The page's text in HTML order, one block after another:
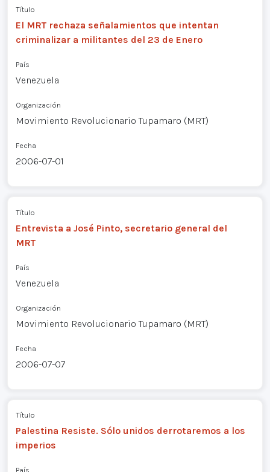
Título
El MRT rechaza señalamientos que intentan
criminalizar a militantes del 23 de Enero
País
Venezuela
Organización
Movimiento Revolucionario Tupamaro (MRT)
Fecha
2006-07-01
Título
Entrevista a José Pinto, secretario general del
MRT
País
Venezuela
Organización
Movimiento Revolucionario Tupamaro (MRT)
Fecha
2006-07-07
Título
Palestina Resiste. Sólo unidos derrotaremos a los
imperios
País